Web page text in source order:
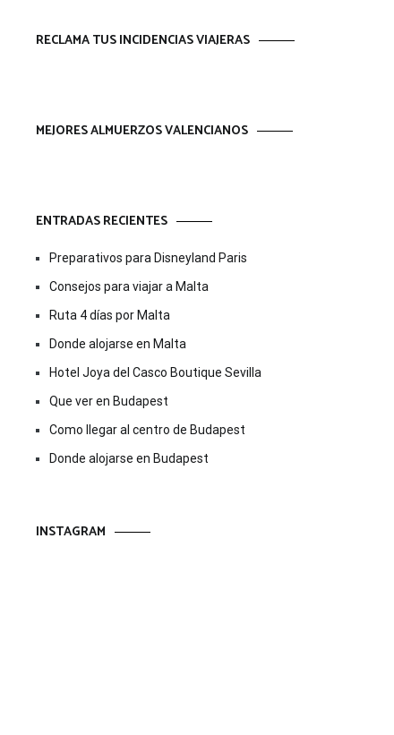
RECLAMA TUS INCIDENCIAS VIAJERAS
MEJORES ALMUERZOS VALENCIANOS
ENTRADAS RECIENTES
Preparativos para Disneyland Paris
Consejos para viajar a Malta
Ruta 4 días por Malta
Donde alojarse en Malta
Hotel Joya del Casco Boutique Sevilla
Que ver en Budapest
Como llegar al centro de Budapest
Donde alojarse en Budapest
INSTAGRAM